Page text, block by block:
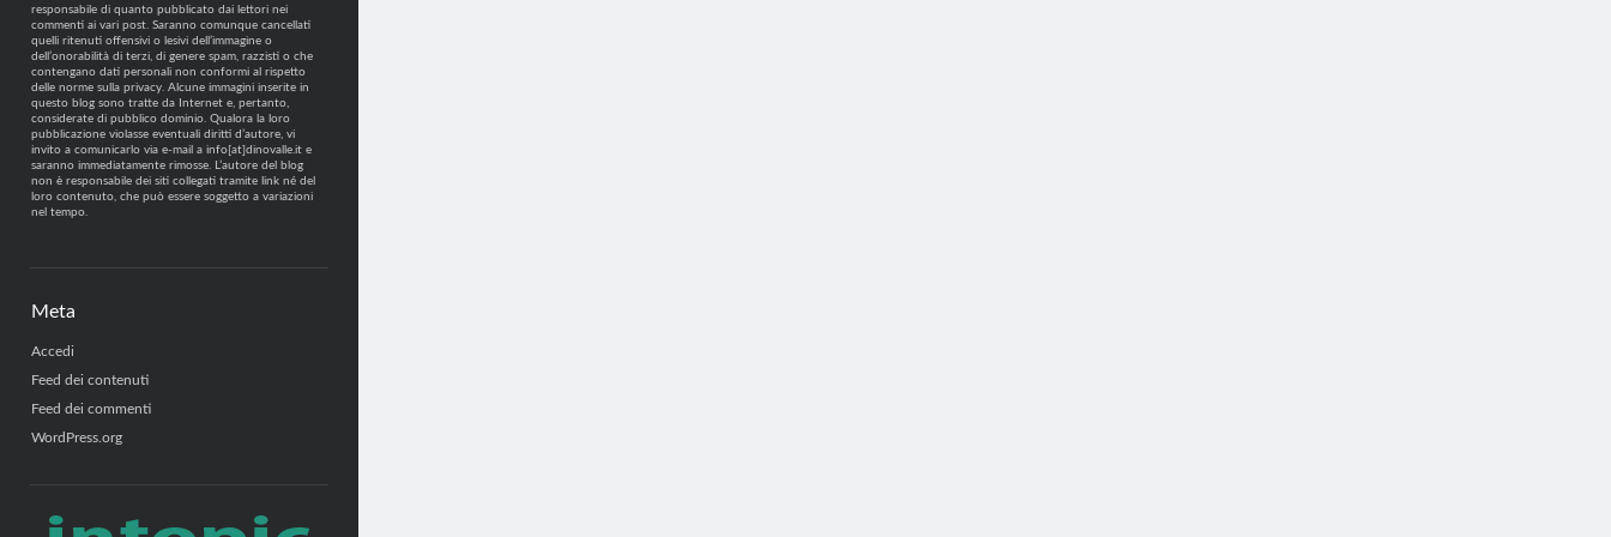
responsabile di quanto pubblicato dai lettori nei
commenti ai vari post. Saranno comunque cancellati
quelli ritenuti offensivi o lesivi dell’immagine o
dell’onorabilità di terzi, di genere spam, razzisti o che
contengano dati personali non conformi al rispetto
delle norme sulla privacy. Alcune immagini inserite in
questo blog sono tratte da Internet e, pertanto,
considerate di pubblico dominio. Qualora la loro
pubblicazione violasse eventuali diritti d’autore, vi
invito a comunicarlo via e-mail a info[at]dinovalle.it e
saranno immediatamente rimosse. L’autore del blog
non è responsabile dei siti collegati tramite link né del
loro contenuto, che può essere soggetto a variazioni
nel tempo.
Meta
Accedi
Feed dei contenuti
Feed dei commenti
WordPress.org